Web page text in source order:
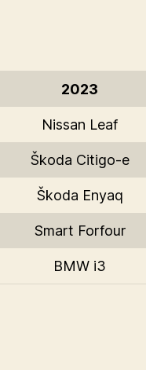
2023
Nissan Leaf
Škoda Citigo-e
Škoda Enyaq
Smart Forfour
BMW i3